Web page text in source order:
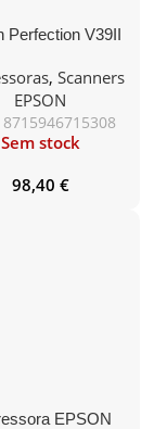
Perfection V39II
, Scanners
EPSON
8715946715308
Sem stock
98,40 €
EPSON